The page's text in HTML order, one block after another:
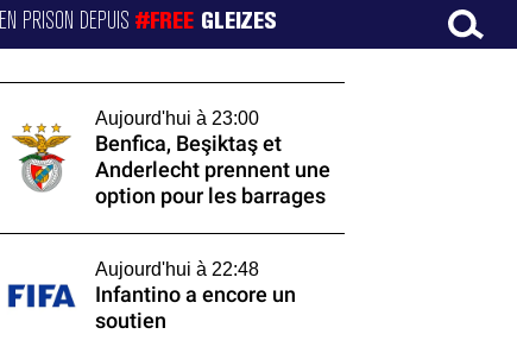
EN PRISON DEPUIS#FREE GLEIZES
Aujourd'hui à 23:00
Benfica, Beşiktaş et
Anderlecht prennent une
option pour les barrages
Aujourd'hui à 22:48
Infantino a encore un
soutien